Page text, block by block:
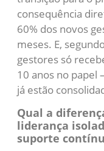
consequência
60% dos novos
meses. E,
gestores só
10 anos no
já estão
Qual a
liderança
suporte